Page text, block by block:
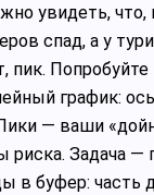
увидеть, что,
спад, а у
пик.
график:
— ваши
риска. Задача —
в буфер: часть